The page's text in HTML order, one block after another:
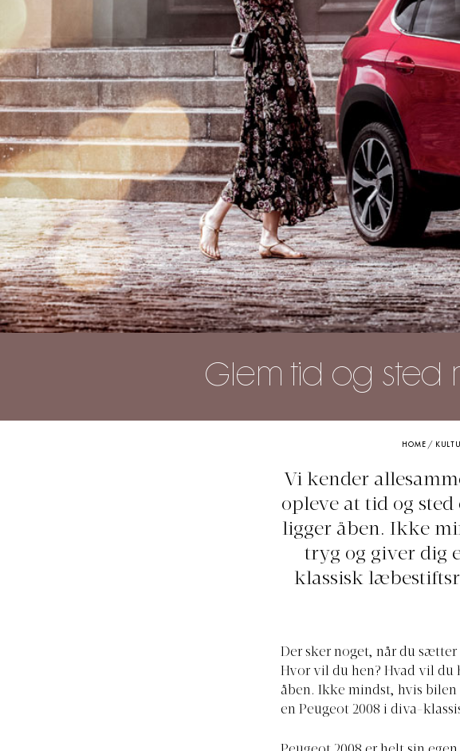
Glem tid og sted
HOME /
Vi kender
opleve at tid og
ligger åben. Ikke
tryg og giver dig
klassisk
Der sker noget, når du
Hvor vil du hen? Hvad vil du
åben. Ikke mindst, hvis
en Peugeot 2008 i diva-